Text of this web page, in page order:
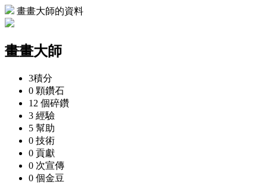
畫畫大師的資料
畫畫大師
3積分
0 顆鑽石
12 個碎鑽
3 經驗
5 幫助
0 技術
0 貢獻
0 次宣傳
0 個金豆